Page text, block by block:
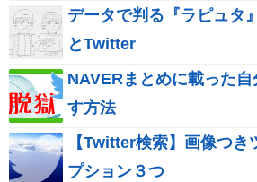
データで判る『ラピュタ
とTwitter
NAVERまとめに載った
す方法
【Twitter検索】画像つき
プション３つ